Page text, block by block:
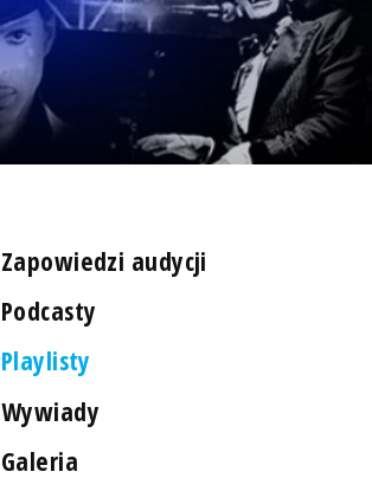
Zapowiedzi audycji
Podcasty
Playlisty
Wywiady
Galeria